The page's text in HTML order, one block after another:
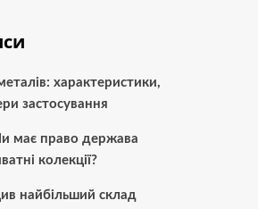
характеристики,
застосування
має право держава
колекції?
найбільший склад